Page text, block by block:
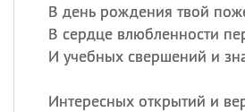
В день рождения твой
В сердце влюбленности
И учебных свершений и
Интересных открытий и